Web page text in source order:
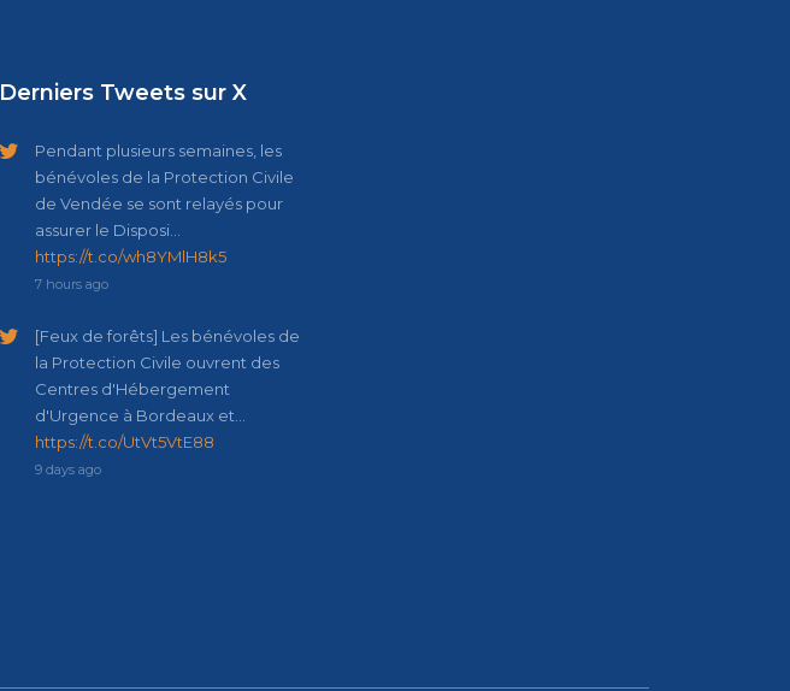
Derniers Tweets sur X
Pendant plusieurs semaines, les
bénévoles de la Protection Civile
de Vendée se sont relayés pour
assurer le Disposi…
https://t.co/wh8YMlH8k5
7 hours ago
[Feux de forêts] Les bénévoles de
la Protection Civile ouvrent des
Centres d'Hébergement
d'Urgence à Bordeaux et…
https://t.co/UtVt5VtE88
9 days ago